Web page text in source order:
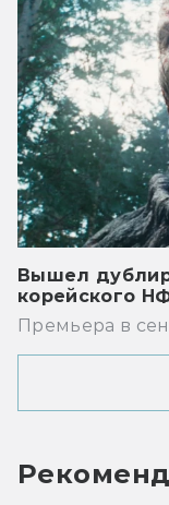
Вышел
корейского
Премьера в